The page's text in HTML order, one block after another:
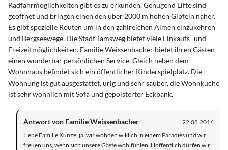
Radfahrmöglichkeiten gibt es zu erkunden. Genügend Lifte sind
geöffnet und bringen einen den über 2000 m hohen Gipfeln näher.
Es gibt spezielle Routen um in den zahlreichen Almen einzukehren
und Bergseewege. Die Stadt Tamsweg bietet viele Einkaufs- und
Freizeitmöglichkeiten. Familie Weissenbacher bietet ihren Gästen
einen wunderbar persönlichen Service. Gleich neben dem
Wohnhaus befindet sich ein öffentlicher Kinderspielplatz. Die
Wohnung ist gut ausgestattet, urig und sehr sauber, die Wohnküche
ist sehr wohnlich mit Sofa und gepolsterter Eckbank.
Antwort von Familie Weissenbacher
22.08.2016
Liebe Familie Kunze, ja, wir wohnen wiklich in einem Paradies und wir
freuen uns, wenn sich unsere Gäste wohlfühlen. Hoffentlich dürfen wir